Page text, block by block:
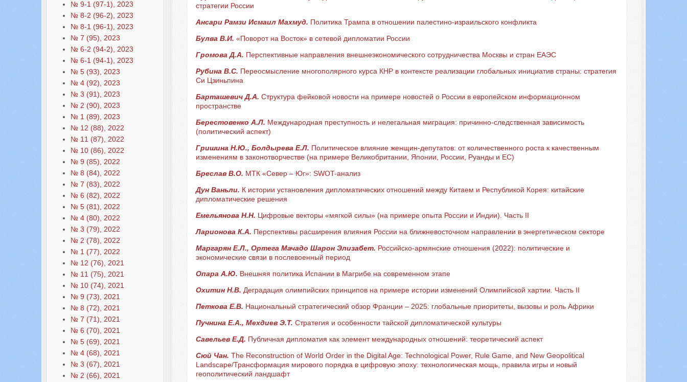
№ 9-1 (97-1), 2023
№ 8-2 (96-2), 2023
№ 8-1 (96-1), 2023
№ 7 (95), 2023
№ 6-2 (94-2), 2023
№ 6-1 (94-1), 2023
№ 5 (93), 2023
№ 4 (92), 2023
№ 3 (91), 2023
№ 2 (90), 2023
№ 1 (89), 2023
№ 12 (88), 2022
№ 11 (87), 2022
№ 10 (86), 2022
№ 9 (85), 2022
№ 8 (84), 2022
№ 7 (83), 2022
№ 6 (82), 2022
№ 5 (81), 2022
№ 4 (80), 2022
№ 3 (79), 2022
№ 2 (78), 2022
№ 1 (77), 2022
№ 12 (76), 2021
№ 11 (75), 2021
№ 10 (74), 2021
№ 9 (73), 2021
№ 8 (72), 2021
№ 7 (71), 2021
№ 6 (70), 2021
№ 5 (69), 2021
№ 4 (68), 2021
№ 3 (67), 2021
№ 2 (66), 2021
стратегии России
Ансари Рамзи Исмаил Махмуд. Политика Трампа в отношении палестино-израильского конфликта
Булва В.И. «Поворот на Восток» в сетевой дипломатии России
Громова Д.А. Перспективные направления внешнеэкономического сотрудничества Москвы и стран ЕАЭС
Рубина В.С. Переосмысление многополярного курса КНР в контексте реализации глобальных инициатив страны: стратегия
Си Цзиньпина
Барташевич Д.А. Структура фейковой новости на примере новостей о России в европейском информационном
пространстве
Берестовенко А.Л. Международная преступность и нелегальная миграция: причинно-следственная зависимость
(политический аспект)
Гришина Н.Ю., Болдырева Е.Л. Политическое влияние женщин-депутатов: от количественного роста к качественным
изменениям в законотворчестве (на примере Великобритании, Японии, России, Руанды и ЕС)
Бреслав В.О. МТК «Север – Юг»: SWOT-анализ
Дун Ваньли. К истории установления дипломатических отношений между Китаем и Республикой Корея: китайские
дипломатические решения
Емельянова Н.Н. Цифровые векторы «мягкой силы» (на примере опыта России и Индии). Часть II
Ларионова К.А. Перспективы расширения влияния России на ближневосточном направлении в энергетическом секторе
Маргарян Е.Л., Ортега Мачадо Шарон Элизабет. Российско-армянские отношения (2022): политические и
экономические связи в послевоенный период
Опара А.Ю. Внешняя политика Испании в Магрибе на современном этапе
Охитин Н.В. Деградация олимпийских принципов на примере истории изменений Олимпийской хартии. Часть II
Петкова Е.В. Национальный стратегический обзор Франции – 2025: глобальные приоритеты, вызовы и роль Африки
Пучнина Е.А., Мехдиев Э.Т. Стратегия и особенности тайской дипломатической культуры
Савельев Е.Д. Публичная дипломатия как элемент международных отношений: теоретический аспект
Сюй Чан. The Reconstruction of World Order in the Digital Age: Technological Power, Rule Game, and New Geopolitical
Landscape/Трансформация мирового порядка в цифровую эпоху: технологическая мощь, правила игры и новый
геополитический ландшафт